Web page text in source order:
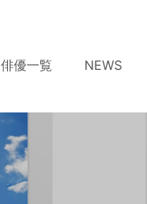
俳優一覧 NEWS